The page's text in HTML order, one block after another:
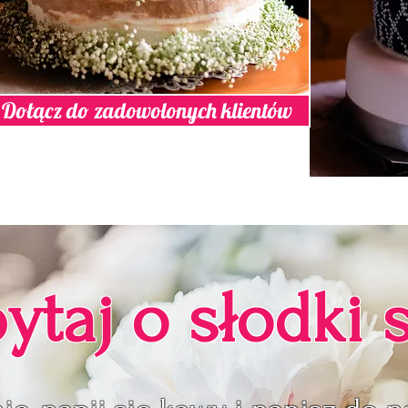
o słodki
Dołącz do zadowolonych klientów